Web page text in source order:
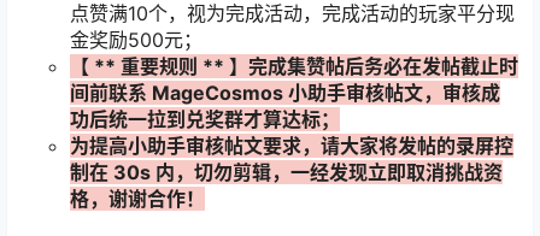
点赞满10个，视为完成活动，完成活动的玩家平分现
金奖励500元；
【 ** 重要规则 ** 】完成集赞帖后务必在发帖截止时
间前联系 MageCosmos 小助手审核帖文，审核成
功后统一拉到兑奖群才算达标；
为提高小助手审核帖文要求，请大家将发帖的录屏控
制在 30s 内，切勿剪辑，一经发现立即取消挑战资
格，谢谢合作！